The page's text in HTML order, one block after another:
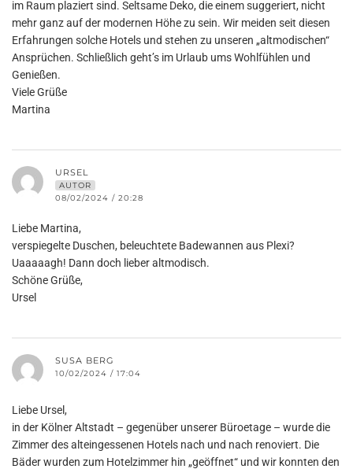
im Raum plaziert sind. Seltsame Deko, die einem suggeriert, nicht
mehr ganz auf der modernen Höhe zu sein. Wir meiden seit diesen
Erfahrungen solche Hotels und stehen zu unseren „altmodischen“
Ansprüchen. Schließlich geht’s im Urlaub ums Wohlfühlen und
Genießen.
Viele Grüße
Martina
URSEL
AUTOR
08/02/2024 / 20:28
Liebe Martina,
verspiegelte Duschen, beleuchtete Badewannen aus Plexi?
Uaaaaagh! Dann doch lieber altmodisch.
Schöne Grüße,
Ursel
SUSA BERG
10/02/2024 / 17:04
Liebe Ursel,
in der Kölner Altstadt – gegenüber unserer Büroetage – wurde die
Zimmer des alteingessenen Hotels nach und nach renoviert. Die
Bäder wurden zum Hotelzimmer hin „geöffnet“ und wir konnten den